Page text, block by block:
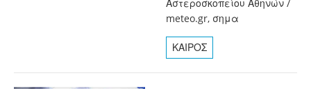
Αστεροσκοπείου Αθηνών /
meteo.gr, σημα
ΚΑΙΡΟΣ